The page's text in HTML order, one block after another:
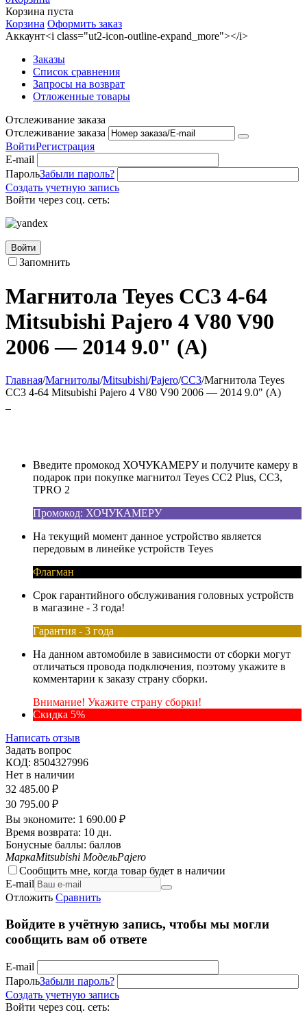
Корзина пуста
Корзина Оформить заказ
Аккаунт<i class="ut2-icon-outline-expand_more"></i>
Заказы
Список сравнения
Запросы на возврат
Отложенные товары
Отслеживание заказа
Отслеживание заказа
ВойтиРегистрация
E-mail
ПарольЗабыли пароль?
Создать учетную запись
Войти через соц. сеть:
Войти
Запомнить
Магнитола Teyes CC3 4-64
Mitsubishi Pajero 4 V80 V90
2006 — 2014 9.0" (A)
Главная/Магнитолы/Mitsubishi/Pajero/CC3/Магнитола Teyes
CC3 4-64 Mitsubishi Pajero 4 V80 V90 2006 — 2014 9.0" (A)
Введите промокод ХОЧУКАМЕРУ и получите камеру в
подарок при покупке магнитол Teyes CC2 Plus, CC3,
TPRO 2
Промокод: ХОЧУКАМЕРУ
На текущий момент данное устройство является
передовым в линейке устройств Teyes
Флагман
Срок гарантийного обслуживания головных устройств
в магазине - 3 года!
Гарантия - 3 года
На данном автомобиле в зависимости от сборки могут
отличаться провода подключения, поэтому укажите в
комментарии к заказу страну сборки.
Внимание! Укажите страну сборки!
Скидка 5%
Написать отзыв
Задать вопрос
КОД: 8504327996
Нет в наличии
32 485.00 ₽
30 795.00 ₽
Вы экономите: 1 690.00 ₽
Время возврата: 10 дн.
Бонусные баллы: баллов
МаркаMitsubishi МодельPajero
Сообщить мне, когда товар будет в наличии
E-mail
Отложить Сравнить
Войдите в учётную запись, чтобы мы могли
сообщить вам об ответе
E-mail
ПарольЗабыли пароль?
Создать учетную запись
Войти через соц. сеть: